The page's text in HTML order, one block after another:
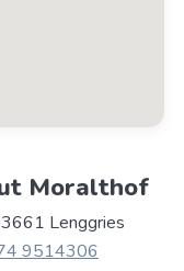
Moralthof
Lenggries
9514306